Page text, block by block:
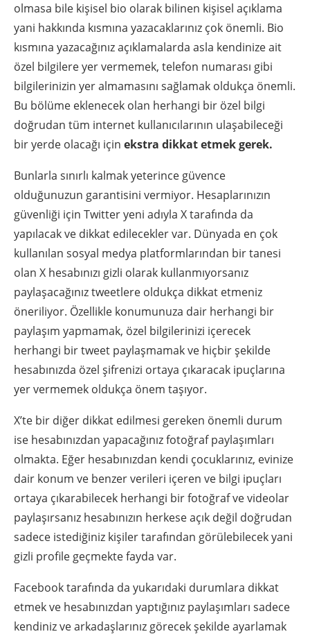
olmasa bile kişisel bio olarak bilinen kişisel açıklama
yani hakkında kısmına yazacaklarınız çok önemli. Bio
kısmına yazacağınız açıklamalarda asla kendinize ait
özel bilgilere yer vermemek, telefon numarası gibi
bilgilerinizin yer almamasını sağlamak oldukça önemli.
Bu bölüme eklenecek olan herhangi bir özel bilgi
doğrudan tüm internet kullanıcılarının ulaşabileceği
bir yerde olacağı için ekstra dikkat etmek gerek.
Bunlarla sınırlı kalmak yeterince güvence
olduğunuzun garantisini vermiyor. Hesaplarınızın
güvenliği için Twitter yeni adıyla X tarafında da
yapılacak ve dikkat edilecekler var. Dünyada en çok
kullanılan sosyal medya platformlarından bir tanesi
olan X hesabınızı gizli olarak kullanmıyorsanız
paylaşacağınız tweetlere oldukça dikkat etmeniz
öneriliyor. Özellikle konumunuza dair herhangi bir
paylaşım yapmamak, özel bilgilerinizi içerecek
herhangi bir tweet paylaşmamak ve hiçbir şekilde
hesabınızda özel şifrenizi ortaya çıkaracak ipuçlarına
yer vermemek oldukça önem taşıyor.
X’te bir diğer dikkat edilmesi gereken önemli durum
ise hesabınızdan yapacağınız fotoğraf paylaşımları
olmakta. Eğer hesabınızdan kendi çocuklarınız, evinize
dair konum ve benzer verileri içeren ve bilgi ipuçları
ortaya çıkarabilecek herhangi bir fotoğraf ve videolar
paylaşırsanız hesabınızın herkese açık değil doğrudan
sadece istediğiniz kişiler tarafından görülebilecek yani
gizli profile geçmekte fayda var.
Facebook tarafında da yukarıdaki durumlara dikkat
etmek ve hesabınızdan yaptığınız paylaşımları sadece
kendiniz ve arkadaşlarınız görecek şekilde ayarlamak